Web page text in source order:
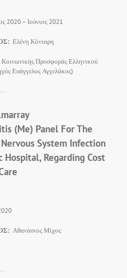
2020 – Ιούνιος 2021
Ελένη Κόνιαρη
Κοινωνικής Προσφοράς Ελληνικού
Ευάγγελος Αγγελάκος)
(Me) Panel For The
System Infection
Hospital, Regarding Cost
Αθανάσιος Μίχος